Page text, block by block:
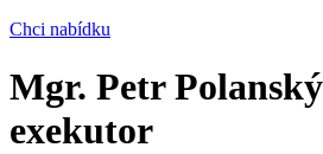
Chci nabídku
Mgr. Petr
exekutor